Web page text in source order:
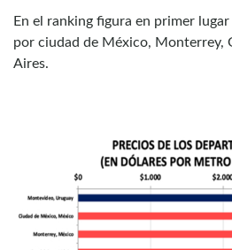
En el ranking figura en primer
por ciudad de México, Monterrey,
Aires.